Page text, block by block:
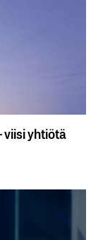
viisi yhtiötä